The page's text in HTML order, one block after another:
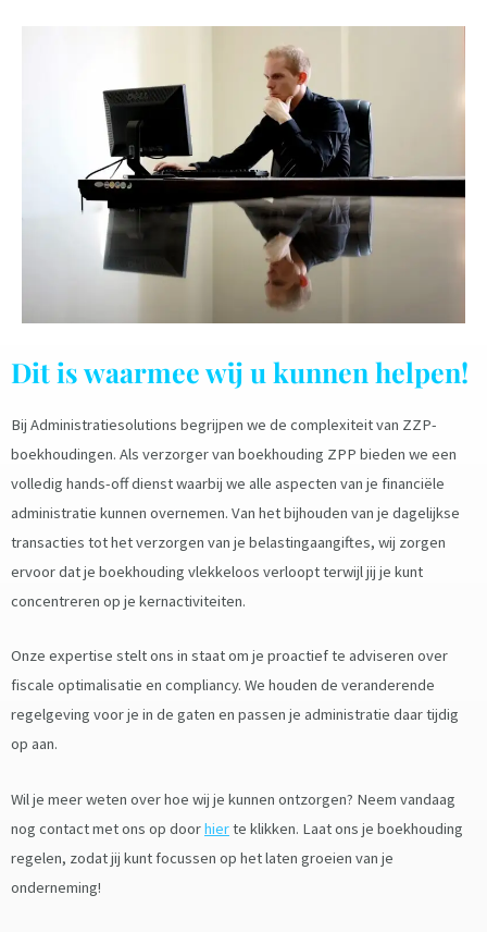
Dit is waarmee wij u kunnen helpen!
Bij Administratiesolutions begrijpen we de complexiteit van ZZP-
boekhoudingen. Als verzorger van boekhouding ZPP bieden we een
volledig hands-off dienst waarbij we alle aspecten van je financiële
administratie kunnen overnemen. Van het bijhouden van je dagelijkse
transacties tot het verzorgen van je belastingaangiftes, wij zorgen
ervoor dat je boekhouding vlekkeloos verloopt terwijl jij je kunt
concentreren op je kernactiviteiten.
Onze expertise stelt ons in staat om je proactief te adviseren over
fiscale optimalisatie en compliancy. We houden de veranderende
regelgeving voor je in de gaten en passen je administratie daar tijdig
op aan.
Wil je meer weten over hoe wij je kunnen ontzorgen? Neem vandaag
nog contact met ons op doorhierte klikken. Laat ons je boekhouding
regelen, zodat jij kunt focussen op het laten groeien van je
onderneming!